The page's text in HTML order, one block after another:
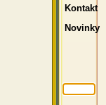
Kontakt
Novinky